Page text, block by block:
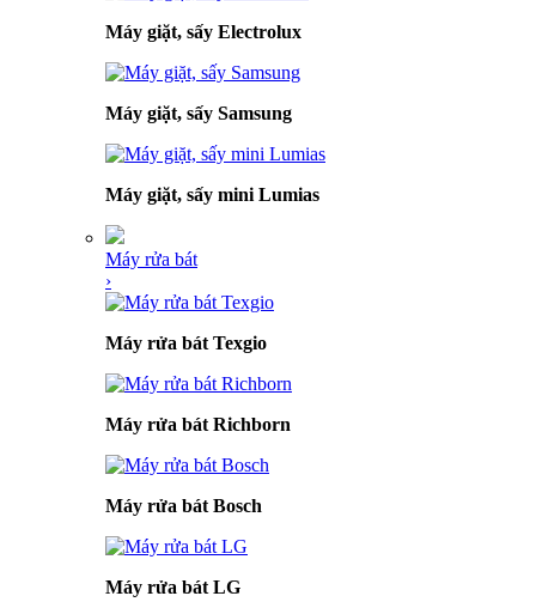
Máy giặt, sấy Electrolux
Máy giặt, sấy Samsung
Máy giặt, sấy mini Lumias
Máy rửa bát
›
Máy rửa bát Texgio
Máy rửa bát Richborn
Máy rửa bát Bosch
Máy rửa bát LG